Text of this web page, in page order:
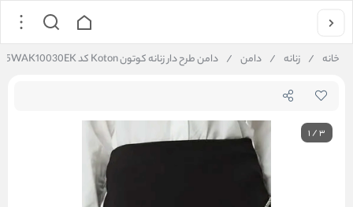
خانه / زنانه / دامن / دامن طرح دار زنانه کوتون Koton کد 5WAK10030EK
1/3